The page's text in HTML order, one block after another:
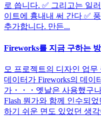
로 씁니다. ✅ 그리고는 일
이트에 흉내내 써 간다 ✅
추가합니다. 만든...
Fireworks를 지금 구하는
모 프로젝트의 디자인 업
데이터가 Fireworks의 데이
가・・・옛날은 사용했구
Flash 뭔가와 함께 인수되
하기 쉬운 면도 있었던 생